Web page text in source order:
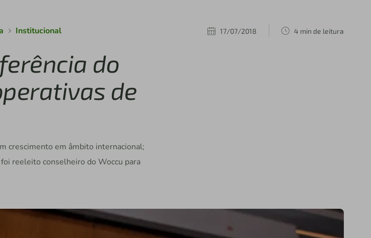
Institucional 17/07/2018 4 min de leitura
do
de
crescimento em âmbito internacional;
reeleito conselheiro do Woccu para